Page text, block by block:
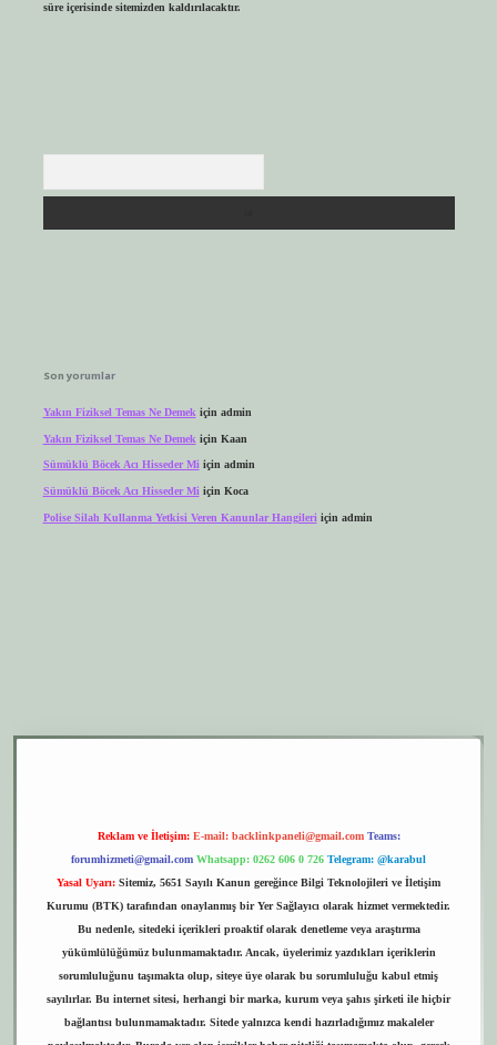
süre içerisinde sitemizden kaldırılacaktır.
Son yorumlar
Yakın Fiziksel Temas Ne Demek için admin
Yakın Fiziksel Temas Ne Demek için Kaan
Sümüklü Böcek Acı Hisseder Miiçin admin
Sümüklü Böcek Acı Hisseder Mi için Koca
Polise Silah Kullanma Yetkisi Veren Kanunlar Hangileri için admin
Reklam ve İletişim: E-mail: backlinkpaneli@gmail.com Teams:
forumhizmeti@gmail.com Whatsapp: 0262 606 0 726 Telegram: @karabul
Yasal Uyarı: Sitemiz, 5651 Sayılı Kanun gereğince Bilgi Teknolojileri ve İletişim
Kurumu (BTK) tarafından onaylanmış bir Yer Sağlayıcı olarak hizmet vermektedir.
Bu nedenle, sitedeki içerikleri proaktif olarak denetleme veya araştırma
yükümlülüğümüz bulunmamaktadır. Ancak, üyelerimiz yazdıkları içeriklerin
sorumluluğunu taşımakta olup, siteye üye olarak bu sorumluluğu kabul etmiş
sayılırlar. Bu internet sitesi, herhangi bir marka, kurum veya şahıs şirketi ile hiçbir
bağlantısı bulunmamaktadır. Sitede yalnızca kendi hazırladığımız makaleler